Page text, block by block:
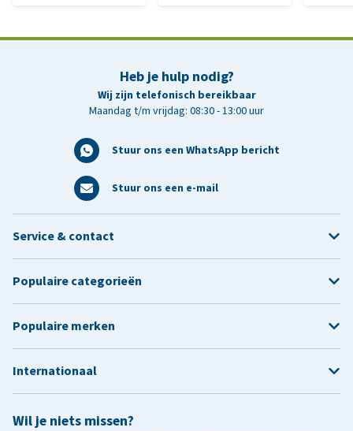
Heb je hulp nodig?
Wij zijn telefonisch bereikbaar
Maandag t/m vrijdag: 08:30 - 13:00 uur
Stuur ons een WhatsApp bericht
Stuur ons een e-mail
Wil je niets missen?
Service & contact
Populaire categorieën
Populaire merken
Internationaal